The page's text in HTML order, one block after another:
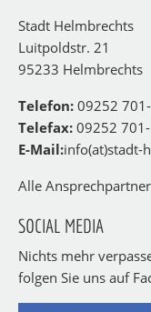
Stadt Helmbrechts
Luitpoldstr. 21
95233 Helmbrechts
Telefon: 09252
Telefax: 09252
E-Mail:info(at)stadt-
Alle Ansprechpartner
SOCIAL MEDIA
Nichts mehr
folgen Sie uns auf